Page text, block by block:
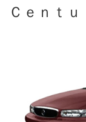
Ｃｅｎｔ